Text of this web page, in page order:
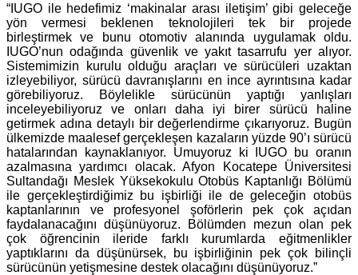
“IUGO ile hedefimiz ‘makinalar arası iletişim’ gibi geleceğe
yön vermesi beklenen teknolojileri tek bir projede
birleştirmek ve bunu otomotiv alanında uygulamak oldu.
IUGO’nun odağında güvenlik ve yakıt tasarrufu yer alıyor.
Sistemimizin kurulu olduğu araçları ve sürücüleri uzaktan
izleyebiliyor, sürücü davranışlarını en ince ayrıntısına kadar
görebiliyoruz. Böylelikle sürücünün yaptığı yanlışları
inceleyebiliyoruz ve onları daha iyi birer sürücü haline
getirmek adına detaylı bir değerlendirme çıkarıyoruz. Bugün
ülkemizde maalesef gerçekleşen kazaların yüzde 90’ı sürücü
hatalarından kaynaklanıyor. Umuyoruz ki IUGO bu oranın
azalmasına yardımcı olacak. Afyon Kocatepe Üniversitesi
Sultandağı Meslek Yüksekokulu Otobüs Kaptanlığı Bölümü
ile gerçekleştirdiğimiz bu işbirliği ile de geleceğin otobüs
kaptanlarının ve profesyonel şoförlerin pek çok açıdan
faydalanacağını düşünüyoruz. Bölümden mezun olan pek
çok öğrencinin ileride farklı kurumlarda eğitmenlikler
yaptıklarını da düşünürsek, bu işbirliğinin pek çok bilinçli
sürücünün yetişmesine destek olacağını düşünüyoruz.”